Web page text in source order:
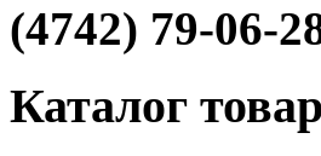
(4742) 79-06-
Каталог